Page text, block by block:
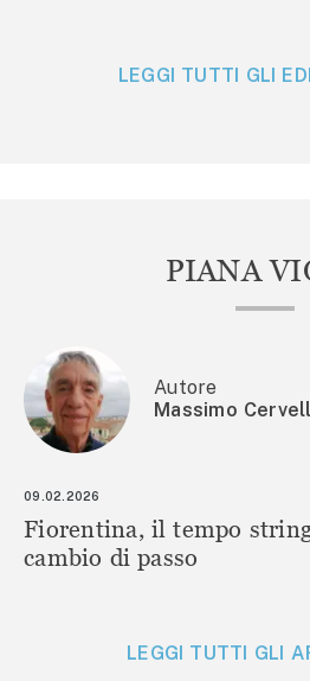
LEGGI TUTTI GLI
PIANA
Autore
Massimo
09.02.2026
Fiorentina, il tempo
cambio di passo
LEGGI TUTTI GLI